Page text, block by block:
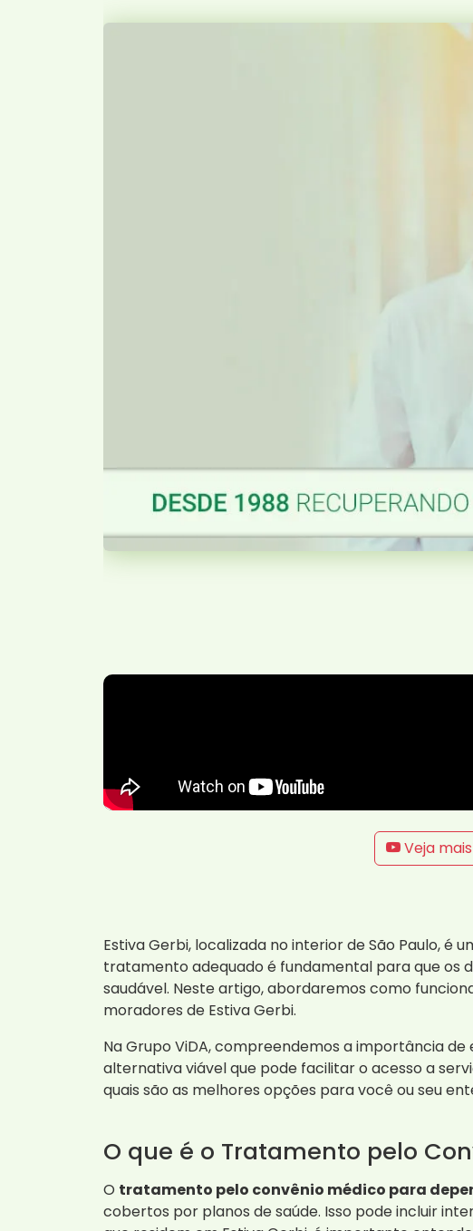
Veja
Estiva Gerbi, localizada no interior de São Paulo, é
tratamento adequado é fundamental para que os
saudável. Neste artigo, abordaremos como
moradores de Estiva Gerbi.
Na Grupo ViDA, compreendemos a importância
alternativa viável que pode facilitar o acesso a
quais são as melhores opções para você ou seu
O que é o Tratamento pelo
O tratamento pelo convênio médico para
cobertos por planos de saúde. Isso pode incluir